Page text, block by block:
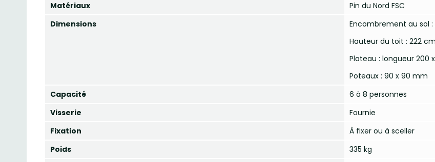
Matériaux
Pin du Nord FSC
Dimensions
Encombrement au sol
Hauteur du toit : 222 cm
Plateau : longueur 200
Poteaux : 90 x 90 mm
Capacité
6 à 8 personnes
Visserie
Fournie
Fixation
À fixer ou à sceller
Poids
335 kg